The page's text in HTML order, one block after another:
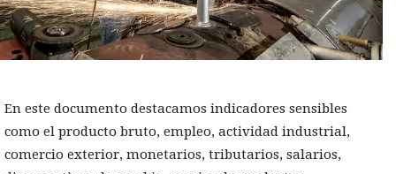
En este documento destacamos indicadores sensibles
como el producto bruto, empleo, actividad industrial,
comercio exterior, monetarios, tributarios, salarios,